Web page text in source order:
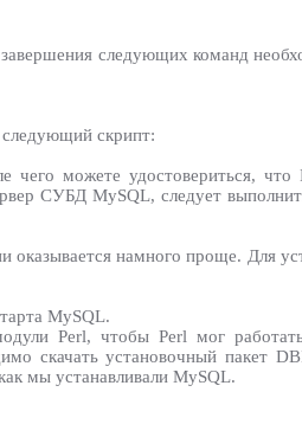
следующих команд
следующий скрипт:
можете удостовериться,
СУБД MySQL, следует
оказывается намного проще. Для
MySQL.
Perl, чтобы Perl мог
скачать установочный пакет
мы устанавливали MySQL.